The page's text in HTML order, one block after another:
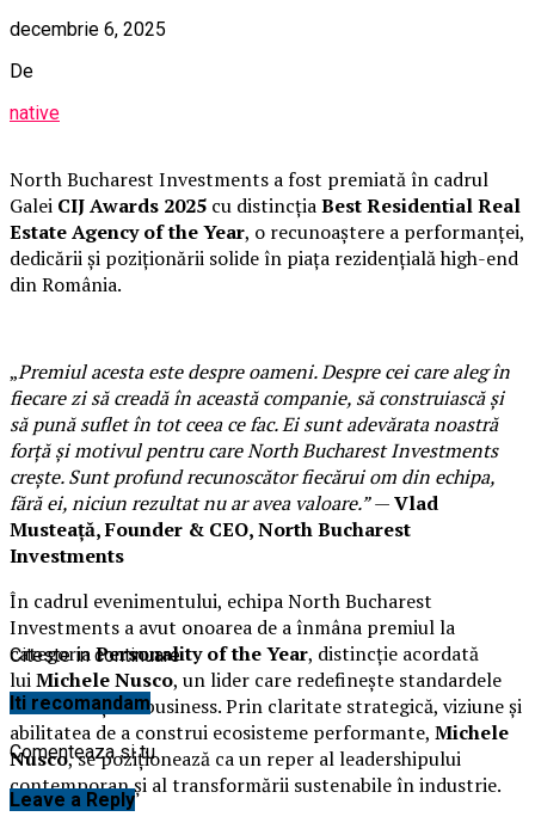
decembrie 6, 2025
De
native
North Bucharest Investments a fost premiată în cadrul
Galei CIJ Awards 2025 cu distincțiaBest Residential Real
Estate Agency of the Year, o recunoaștere a performanței,
dedicării și poziționării solide în piața rezidențială high-end
din România.
„Premiul acesta este despre oameni. Despre cei care aleg în
fiecare zi să creadă în această companie, să construiască și
să pună suflet în tot ceea ce fac. Ei sunt adevărata noastră
forță și motivul pentru care North Bucharest Investments
crește. Sunt profund recunoscător fiecărui om din echipa,
fără ei, niciun rezultat nu ar avea valoare.”—Vlad
Musteață, Founder & CEO, North Bucharest
Investments
În cadrul evenimentului, echipa North Bucharest
Investments a avut onoarea de a înmâna premiul la
categoriaPersonality of the Year, distincție acordată
luiMichele Nusco, un lider care redefinește standardele
de excelență în business. Prin claritate strategică, viziune și
abilitatea de a construi ecosisteme performante, Michele
Nusco, se poziționează ca un reper al leadershipului
contemporan și al transformării sustenabile în industrie.
Citeste in continuare
Iti recomandam
Comenteaza si tu
Leave a Reply